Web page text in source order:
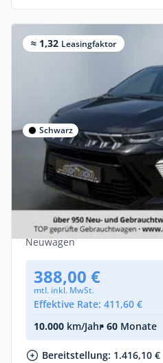
≈ 1,32 Leasingfaktor
Schwarz
Privat & Gewerbe
Mitsubishi ASX
HEV Rückfahrkamera
Benzin •Automatik •158 PS
Neuwagen
388,00 €
mtl. inkl. MwSt.
Effektive Rate: 411,60 €
10.000 km/Jahr• 60 Monate
Bereitstellung: 1.416,10 €